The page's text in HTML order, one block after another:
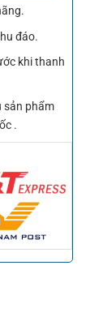
đáo.
khi thanh
sản phẩm
.